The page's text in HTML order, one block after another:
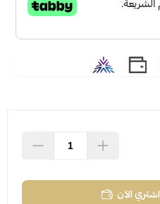
اشتري الآن